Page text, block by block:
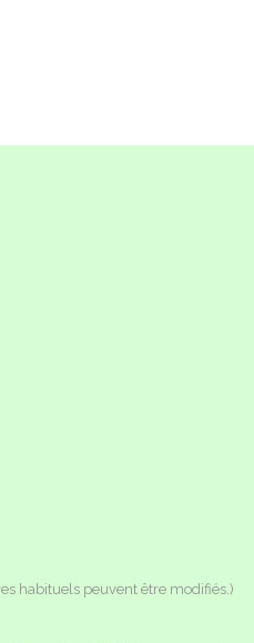
habituels peuvent être modifiés.)